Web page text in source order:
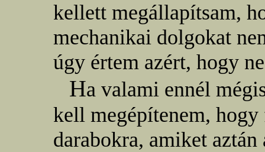
kellett megállapítsam,
mechanikai dolgokat
úgy értem azért, hogy
Ha valami ennél
kell megépítenem,
darabokra, amiket